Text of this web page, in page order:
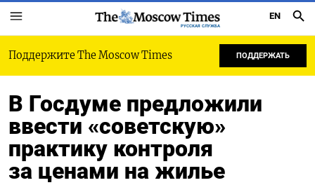
РУССКАЯ СЛУЖБА
EN
Поддержите The Moscow Times ПОДДЕРЖАТЬ
В Госдуме предложили
ввести «советскую»
практику контроля
за ценами на жилье